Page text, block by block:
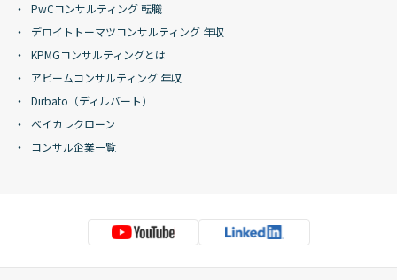
PwCコンサルティング 転職
デロイトトーマツコンサルティング 年収
KPMGコンサルティングとは
アビームコンサルティング 年収
Dirbato（ディルバート）
ベイカレクローン
コンサル企業一覧